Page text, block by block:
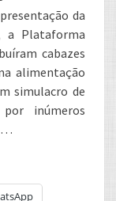
da
a Plataforma
cabazes
alimentação
simulacro de
inúmeros